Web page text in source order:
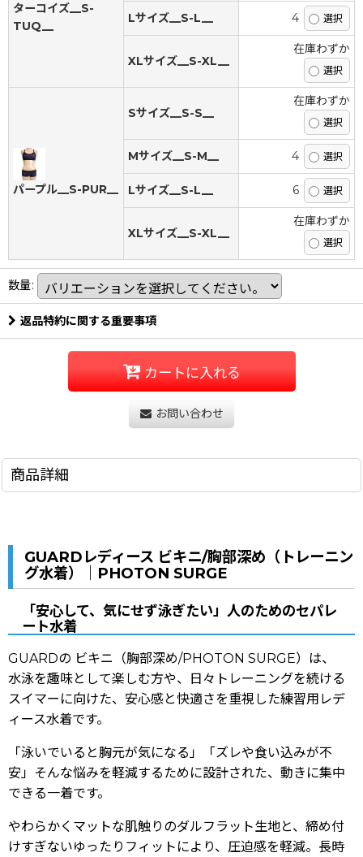
ターコイズ__S-
TUQ__
Lサイズ__S-L__ 4
XLサイズ__S-XL__
在庫わずか
パープル__S-PUR__
Sサイズ__S-S__
在庫わずか
Mサイズ__S-M__ 4
Lサイズ__S-L__ 6
XLサイズ__S-XL__
在庫わずか
数量:
返品特約に関する重要事項
カートに入れる
お問い合わせ
商品詳細
GUARDレディース ビキニ/胸部深め（トレーニン
グ水着）｜PHOTON SURGE
「安心して、気にせず泳ぎたい」人のためのセパレ
ート水着
GUARDの ビキニ（胸部深め/PHOTON SURGE）は、
水泳を趣味として楽しむ方や、日々トレーニングを続ける
スイマーに向けた、安心感と快適さを重視した練習用レデ
ィース水着です。
「泳いでいると胸元が気になる」「ズレや食い込みが不
安」そんな悩みを軽減するために設計された、動きに集中
できる一着です。
やわらかくマットな肌触りのダルフラット生地と、締め付
けすぎないゆったりフィットにより、圧迫感を軽減。長時